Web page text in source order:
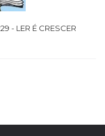
- LER É CRESCER